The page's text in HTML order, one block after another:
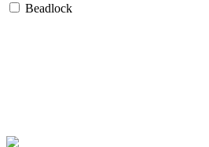
Beadlock